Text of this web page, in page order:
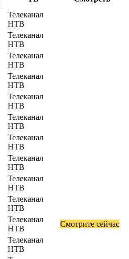
Телеканал
НТВ
Телеканал
НТВ
Телеканал
НТВ
Телеканал
НТВ
Телеканал
НТВ
Телеканал
НТВ
Телеканал
НТВ
Телеканал
НТВ
Телеканал
НТВ
Телеканал
НТВ
Телеканал
НТВ
Смот­ри­те сей­час
Телеканал
НТВ